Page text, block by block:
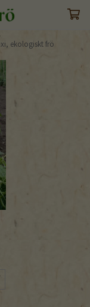
ekologiskt frö